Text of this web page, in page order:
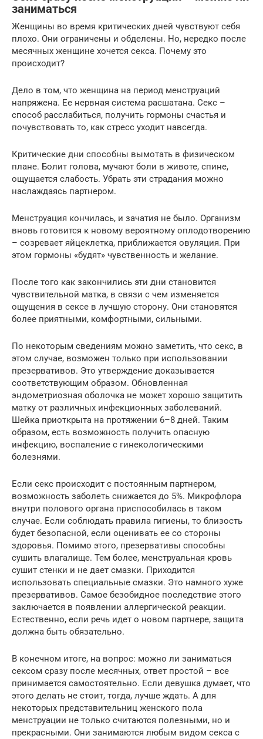
заниматься
Женщины во время критических дней чувствуют себя
плохо. Они ограничены и обделены. Но, нередко после
месячных женщине хочется секса. Почему это
происходит?
Дело в том, что женщина на период менструаций
напряжена. Ее нервная система расшатана. Секс –
способ расслабиться, получить гормоны счастья и
почувствовать то, как стресс уходит навсегда.
Критические дни способны вымотать в физическом
плане. Болит голова, мучают боли в животе, спине,
ощущается слабость. Убрать эти страдания можно
наслаждаясь партнером.
Менструация кончилась, и зачатия не было. Организм
вновь готовится к новому вероятному оплодотворению
– созревает яйцеклетка, приближается овуляция. При
этом гормоны «будят» чувственность и желание.
После того как закончились эти дни становится
чувствительной матка, в связи с чем изменяется
ощущения в сексе в лучшую сторону. Они становятся
более приятными, комфортными, сильными.
По некоторым сведениям можно заметить, что секс, в
этом случае, возможен только при использовании
презервативов. Это утверждение доказывается
соответствующим образом. Обновленная
эндометриозная оболочка не может хорошо защитить
матку от различных инфекционных заболеваний.
Шейка приоткрыта на протяжении 6–8 дней. Таким
образом, есть возможность получить опасную
инфекцию, воспаление с гинекологическими
болезнями.
Если секс происходит с постоянным партнером,
возможность заболеть снижается до 5%. Микрофлора
внутри полового органа приспособилась в таком
случае. Если соблюдать правила гигиены, то близость
будет безопасной, если оценивать ее со стороны
здоровья. Помимо этого, презервативы способны
сушить влагалище. Тем более, менструальная кровь
сушит стенки и не дает смазки. Приходится
использовать специальные смазки. Это намного хуже
презервативов. Самое безобидное последствие этого
заключается в появлении аллергической реакции.
Естественно, если речь идет о новом партнере, защита
должна быть обязательно.
В конечном итоге, на вопрос: можно ли заниматься
сексом сразу после месячных, ответ простой – все
принимается самостоятельно. Если девушка думает, что
этого делать не стоит, тогда, лучше ждать. А для
некоторых представительниц женского пола
менструации не только считаются полезными, но и
прекрасными. Они занимаются любым видом секса с